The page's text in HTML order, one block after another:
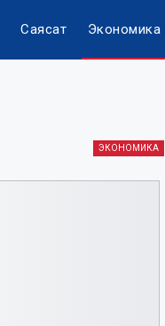
Саясат Экономика
ЭКОНОМИКА